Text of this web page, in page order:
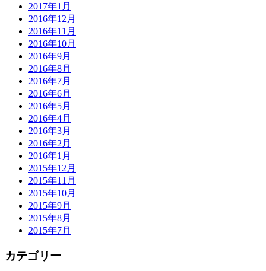
2017年1月
2016年12月
2016年11月
2016年10月
2016年9月
2016年8月
2016年7月
2016年6月
2016年5月
2016年4月
2016年3月
2016年2月
2016年1月
2015年12月
2015年11月
2015年10月
2015年9月
2015年8月
2015年7月
カテゴリー